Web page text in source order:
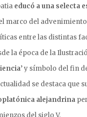
educó a una selecta
marco del
entre las distintas
la época de la
’ y símbolo del fin
se destaca que
alejandrina
del siglo V.